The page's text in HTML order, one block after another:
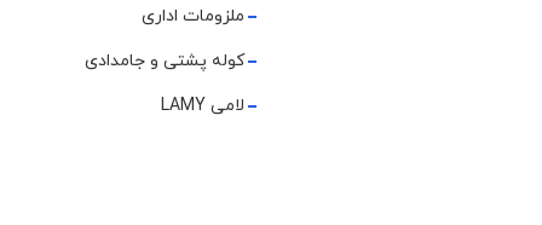
ملزومات اداری
کوله پشتی و جامدادی
لامی LAMY